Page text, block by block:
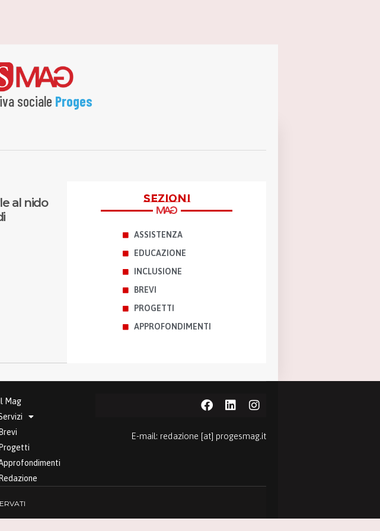
sociale Proges
al nido
sezioni
ASSISTENZA
EDUCAZIONE
INCLUSIONE
BREVI
PROGETTI
APPROFONDIMENTI
Il Mag
Brevi
Progetti
Redazione
E-mail: redazione [at] progesmag.it